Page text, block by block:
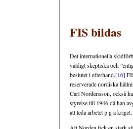
FIS bildas
Det internationella
väldigt skeptiska och
beslutet i efterhand.[16]
reserverade nordiska
Carl Nordensson, också
styrelse till 1946 då han
att leda arbetet p g a